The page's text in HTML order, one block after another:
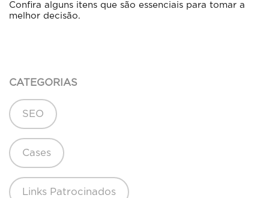
Confira alguns itens que são essenciais para tomar a
melhor decisão.
CATEGORIAS
SEO
Cases
Links Patrocinados